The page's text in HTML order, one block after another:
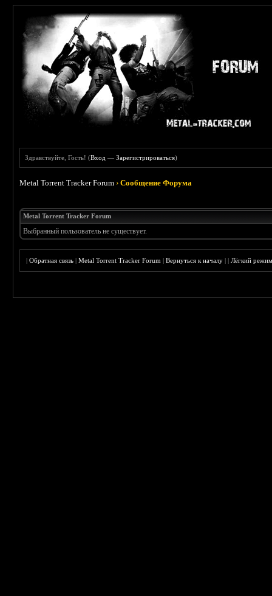
Здравствуйте, Гость! (Вход —Зарегистрироваться)
Metal Torrent Tracker Forum ›Сообщение Форума
Metal Torrent Tracker Forum
Выбранный пользователь не существует.
|Обратная связь |Metal Torrent Tracker Forum |Вернуться к началу ||Лёгкий